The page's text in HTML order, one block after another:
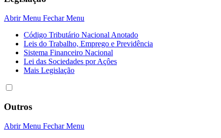
Abrir Menu Fechar Menu
Código Tributário Nacional Anotado
Leis do Trabalho, Emprego e Previdência
Sistema Financeiro Nacional
Lei das Sociedades por Açôes
Mais Legislação
Outros
Abrir Menu Fechar Menu